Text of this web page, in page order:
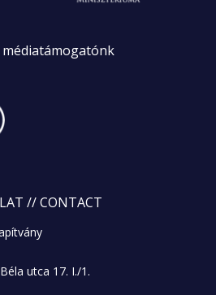
médiatámogatónk
// CONTACT
utca 17. I./1.